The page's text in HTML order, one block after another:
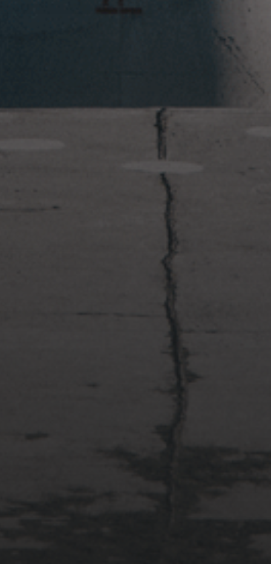
岩国周辺遠征~ふぐパーティナ